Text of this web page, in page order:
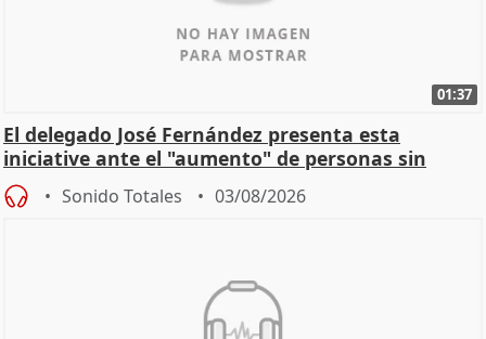
01:37
El delegado José Fernández presenta esta
iniciative ante el "aumento" de personas sin
hogar en Madri
Sonido Totales 03/08/2026